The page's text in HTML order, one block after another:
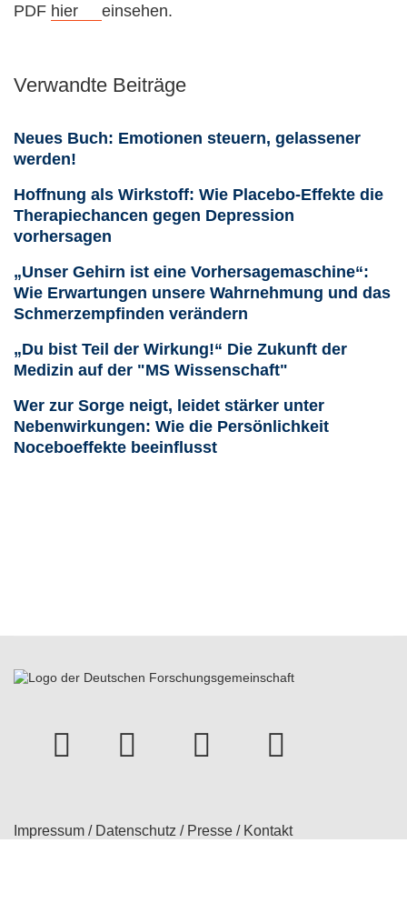
PDF hier einsehen.
Verwandte Beiträge
Neues Buch: Emotionen steuern, gelassener
werden!
Hoffnung als Wirkstoff: Wie Placebo-Effekte die
Therapiechancen gegen Depression
vorhersagen
„Unser Gehirn ist eine Vorhersagemaschine“:
Wie Erwartungen unsere Wahrnehmung und das
Schmerzempfinden verändern
„Du bist Teil der Wirkung!“ Die Zukunft der
Medizin auf der "MS Wissenschaft"
Wer zur Sorge neigt, leidet stärker unter
Nebenwirkungen: Wie die Persönlichkeit
Noceboeffekte beeinflusst
Impressum / Datenschutz / Presse / Kontakt
instagramFacebook